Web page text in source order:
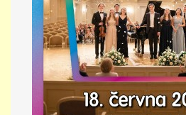
DOTACE
GDPR